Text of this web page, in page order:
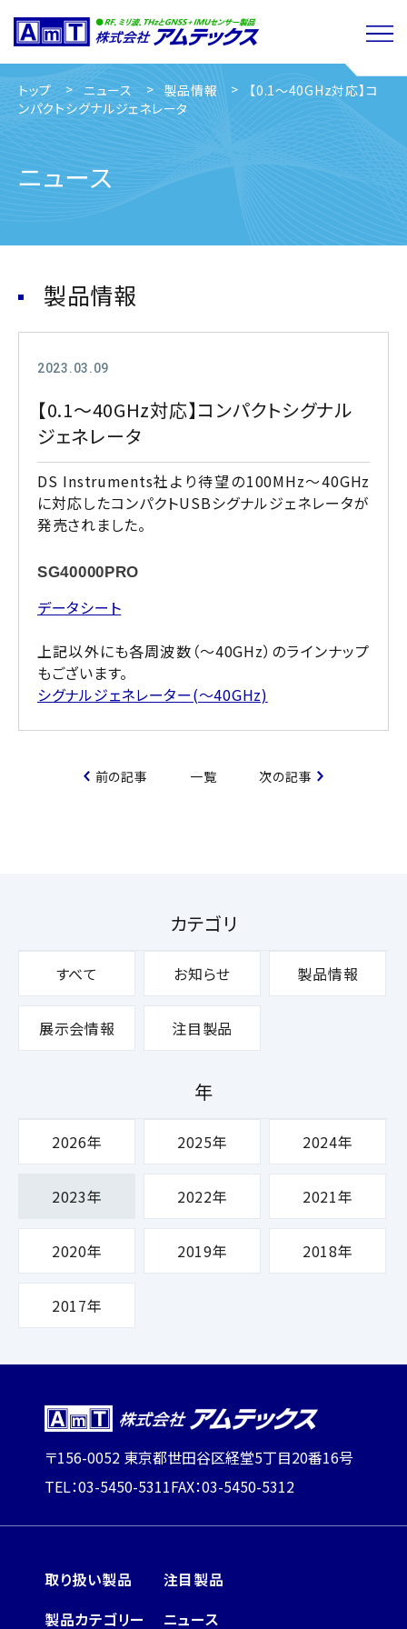
トップ ニュース 製品情報
【0.1～40GHz対応】コ
ンパクトシグナルジェネレータ
ニュース
製品情報
2023.03.09
【0.1～40GHz対応】コンパクトシグナル
ジェネレータ
DS Instruments社より待望の100MHz～40GHz
に対応したコンパクトUSBシグナルジェネレータが
発売されました。
SG40000PRO
データシート
上記以外にも各周波数（～40GHz）のラインナップ
もございます。
シグナルジェネレーター(～40GHz)
前の記事 一覧 次の記事
カテゴリ
すべて お知らせ 製品情報
展示会情報 注目製品
年
2026年 2025年 2024年
2023年 2022年 2021年
2020年 2019年 2018年
2017年
〒156-0052 東京都世田谷区経堂5丁目20番16号
TEL：03-5450-5311FAX：03-5450-5312
取り扱い製品
製品カテゴリー
注目製品
ニュース